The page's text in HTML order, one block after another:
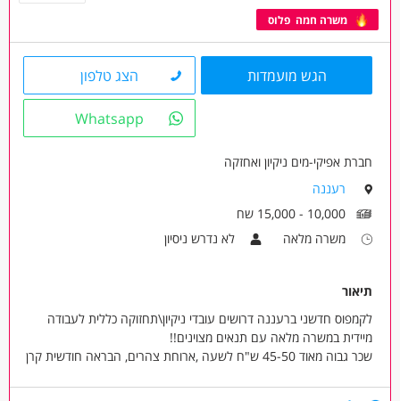
הגש מועמדות הצג טלפון
Whatsapp
חברת אפיקי-מים ניקיון ואחזקה
רעננה
10,000 - 15,000 שח
משרה מלאה
לא נדרש ניסיון
תיאור
לקמפוס חדשני ברעננה דרושים עובדי ניקיון\תחזוקה כללית לעבודה
מיידית במשרה מלאה עם תנאים מצוינים!!
שכר גבוה מאוד 45-50 ש"ח לשעה ,ארוחת צהרים, הבראה חודשית קרן
עבודה לטווח ארוך!!! בונוס חודשי למתמידים!!